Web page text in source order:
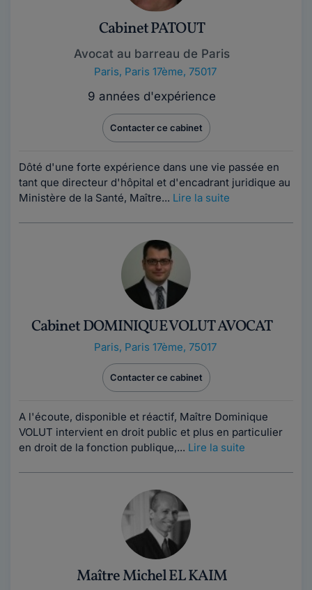
Cabinet PATOUT
Avocat au barreau de Paris
Paris, Paris 17ème, 75017
9 années d'expérience
Contacter ce cabinet
Dôté d'une forte expérience dans une vie passée en
tant que directeur d'hôpital et d'encadrant juridique au
Ministère de la Santé, Maître... Lire la suite
Cabinet DOMINIQUE VOLUT AVOCAT
Paris, Paris 17ème, 75017
Contacter ce cabinet
A l'écoute, disponible et réactif, Maître Dominique
VOLUT intervient en droit public et plus en particulier
en droit de la fonction publique,... Lire la suite
Maître Michel EL KAIM